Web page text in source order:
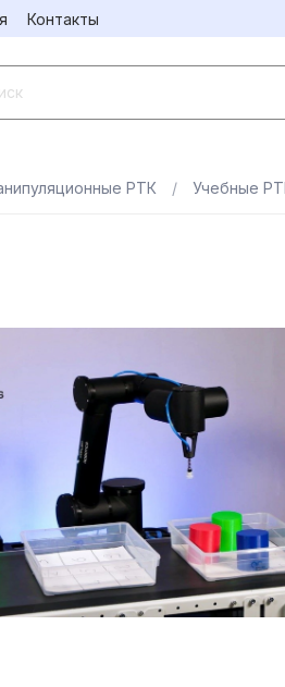
Контакты
РТК Учебные